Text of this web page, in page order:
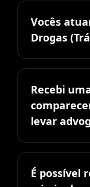
Vocês
Drogas
Recebi
levar
É possível